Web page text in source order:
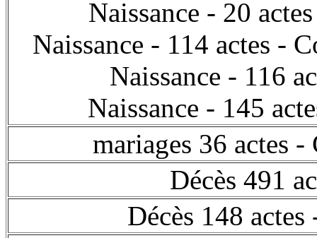
Naissance - 20
Naissance - 114 actes -
Naissance - 116
Naissance - 145
mariages 36 actes
Décès 491
Décès 148